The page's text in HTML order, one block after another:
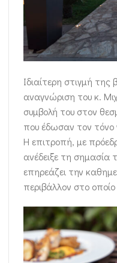
Ιδιαίτερη στιγμή
αναγνώριση του κ.
συμβολή του στον
που έδωσαν τον τόνο
Η επιτροπή, με
ανέδειξε τη σημασία
επηρεάζει την
περιβάλλον στο